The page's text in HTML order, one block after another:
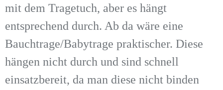
mit dem Tragetuch, aber es hängt
entsprechend durch. Ab da wäre eine
Bauchtrage/Babytrage praktischer. Diese
hängen nicht durch und sind schnell
einsatzbereit, da man diese nicht binden